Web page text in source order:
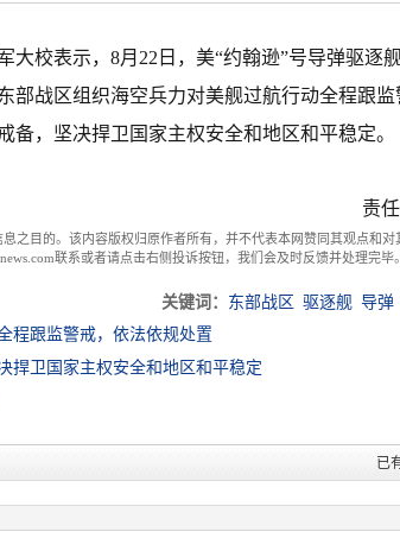
大校表示，8月22日，美“约翰逊”号导弹驱逐
部战区组织海空兵力对美舰过航行动全程跟
备，坚决捍卫国家主权安全和地区和平稳定。
责
之目的。该内容版权归原作者所有，并不代表本网赞同其观点和对
联系或者请点击右侧投诉按钮，我们会及时反馈并处理完毕。
关键词： 东部战区 驱逐舰 导弹
程跟监警戒，依法依规处置
捍卫国家主权安全和地区和平稳定
已